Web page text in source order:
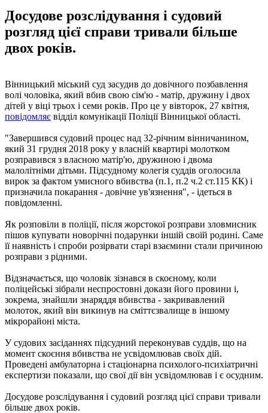
Досудове розслідування і судовий
розгляд цієї справи тривали більше
двох років.
Вінницький міський суд засудив до довічного позбавлення
волі чоловіка, який вбив свою сім'ю - матір, дружину і двох
дітей у віці трьох і семи років. Про це у вівторок, 27 квітня,
повідомляє відділ комунікації Поліції Вінницької області.
"Завершився судовий процес над 32-річним вінничанином,
який 31 грудня 2018 року у власній квартирі молотком
розправився з власною матір'ю, дружиною і двома
малолітніми дітьми. Підсудному колегія суддів оголосила
вирок за фактом умисного вбивства (п.1, п.2 ч.2 ст.115 КК) і
призначила покарання - довічне ув'язнення", - ідеться в
повідомленні.
Як розповіли в поліції, після жорстокої розправи зловмисник
пішов купувати новорічні подарунки іншій своїй родині. Саме
її наявність і спроби розірвати старі взаємини стали причиною
розправи з рідними.
Відзначається, що чоловік зізнався в скоєному, коли
поліцейські зібрали неспростовні докази його провини і,
зокрема, знайшли знаряддя вбивства - закривавлений
молоток, який він викинув на сміттєзвалище в іншому
мікрорайоні міста.
У судових засіданнях підсудний переконував суддів, що на
момент скоєння вбивства не усвідомлював своїх дій.
Проведені амбулаторна і стаціонарна психолого-психіатричні
експертизи показали, що свої дії він усвідомлював і є осудним.
Досудове розслідування і судовий розгляд цієї справи тривали
більше двох років.